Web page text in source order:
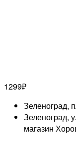
1299₽
Зеленоград,
Зеленоград,
магазин